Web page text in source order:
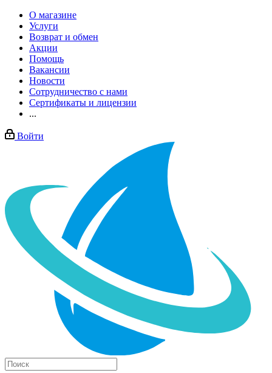
О магазине
Услуги
Возврат и обмен
Акции
Помощь
Вакансии
Новости
Сотрудничество с нами
Сертификаты и лицензии
...
Войти